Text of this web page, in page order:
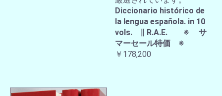
Diccionario histórico de
la lengua española. in 10
vols. ∥ R.A.E. ※ サ
マーセール特価 ※
￥178,200